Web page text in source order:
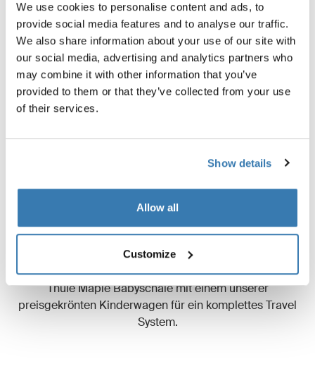
We use cookies to personalise content and ads, to
provide social media features and to analyse our traffic.
We also share information about your use of our site with
our social media, advertising and analytics partners who
may combine it with other information that you’ve
provided to them or that they’ve collected from your use
of their services.
Show details
Allow all
Customize
Vielseitiger Einsatz im Alltag
Ob zuhause, mit dem Kinderwagen oder im Auto - der
Einsatz unterwegs ist vielseitig: Kombinieren Sie die
Thule Maple Babyschale mit einem unserer
preisgekrönten Kinderwagen für ein komplettes Travel
System.